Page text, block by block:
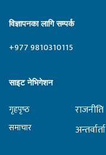
विज्ञापनका लागि सम्पर्क
+977 9810310115
साइट नेभिगेशन
गृहपृष्‍ठ
समाचार
राजनीति
अन्तर्वार्ता